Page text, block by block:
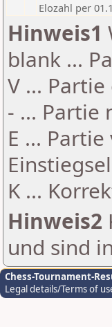
Elozahl per
Hinweis1
blank ...
V ...
- ... Partie
E ...
K ...
Hinweis2
und sind
Chess-Tournament-
Legal details/Terms of